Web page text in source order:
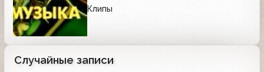
Клипы
Случайные записи